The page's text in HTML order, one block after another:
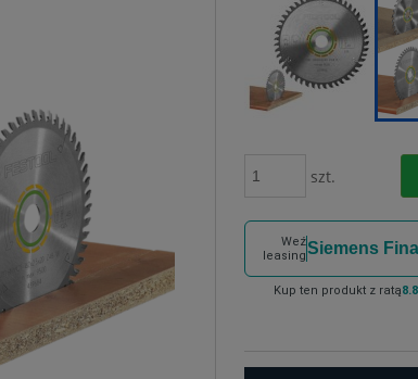
szt.
Weź
leasingSiemens
Kup ten produkt z ratą